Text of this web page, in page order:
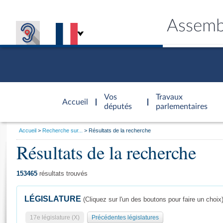
Accueil
d'accueil
Vos
députés
Travaux
parlementaires
Général
Vous
Accueil Recherche sur... Résultats de la recherche
Résultats de la recherche
153465 résultats trouvés
LÉGISLATURE (Cliquez sur l'un des boutons pour faire un choix)
17e législature (X) Précédentes législatures